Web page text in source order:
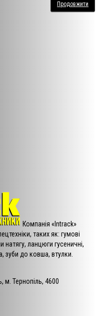
Продовжити
Компанія «Intrack»
таких як: гумові
натягу, ланцюги гусеничні,
зуби до ковша, втулки.
м. Тернопіль, 4600